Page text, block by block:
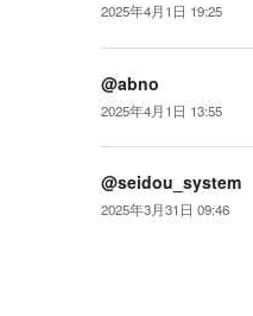
2025年4月1日 19:25
@abno
2025年4月1日 13:55
@seidou_system
2025年3月31日 09:46